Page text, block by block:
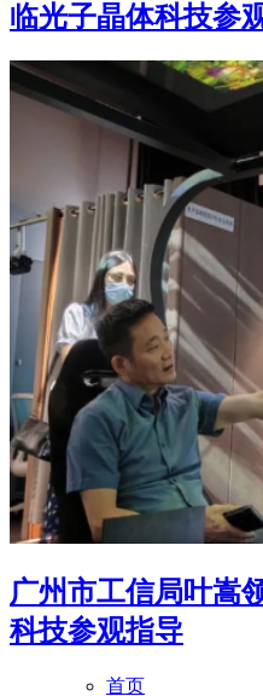
临光子晶体科技参
广州市工信局叶嵩
科技参观指导
首页